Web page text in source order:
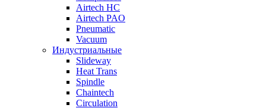
Airtech HC
Airtech PAO
Pneumatic
Vacuum
Индустриальные
Slideway
Heat Trans
Spindle
Chaintech
Circulation